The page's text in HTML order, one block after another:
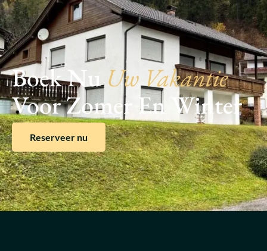
Boek NuUw Vakantie
Voor Zomer En Winter
Reserveer nu